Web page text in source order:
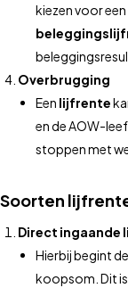
kiezen voor
Overbrugging
Een lijfrente
en de AOW-
stoppen met
Soorten
Direct ingaande
Hierbij begint
koopsom. Dit